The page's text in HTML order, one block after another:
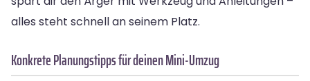
alles steht schnell an seinem Platz.
Konkrete Planungstipps für deinen Mini-Umzug